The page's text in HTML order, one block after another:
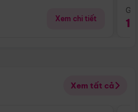
Xem chi tiết
Xem tất cả
Điểm nổi bật